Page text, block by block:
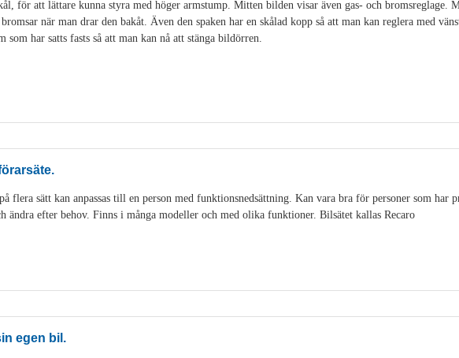
för att lättare kunna styra med höger armstump. Mitten bilden visar även gas- och bromsreglage.
när man drar den bakåt. Även den spaken har en skålad kopp så att man kan reglera med
som har satts fasts så att man kan nå att stänga bildörren.
flera sätt kan anpassas till en person med funktionsnedsättning. Kan vara bra för personer som har
ändra efter behov. Finns i många modeller och med olika funktioner. Bilsätet kallas Recaro
egen bil.